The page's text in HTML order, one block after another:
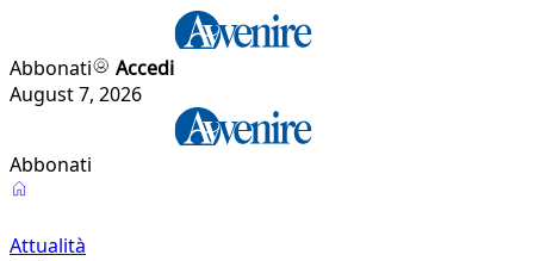
Abbonati
Accedi
August 7, 2026
Abbonati
Attualità